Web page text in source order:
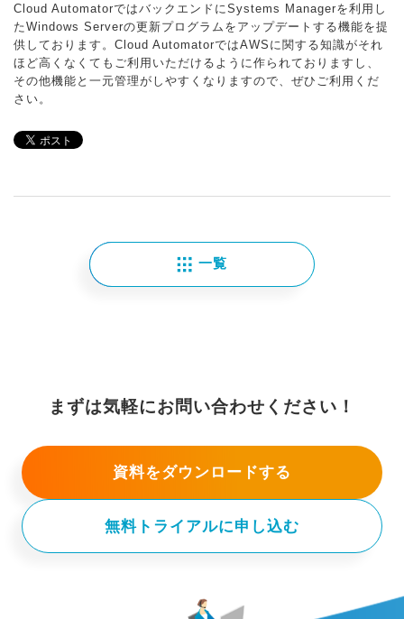
Cloud AutomatorではバックエンドにSystems Managerを利用し
たWindows Serverの更新プログラムをアップデートする機能を提
供しております。Cloud AutomatorではAWSに関する知識がそれ
ほど高くなくてもご利用いただけるように作られておりますし、
その他機能と一元管理がしやすくなりますので、ぜひご利用くだ
さい。
一覧
まずは気軽にお問い合わせください！
資料をダウンロードする
無料トライアルに申し込む